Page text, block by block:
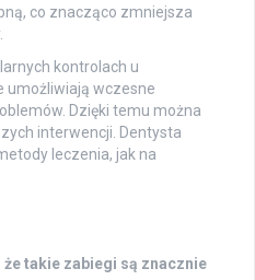
co znacząco zmniejsza
kontrolach u
umożliwiają wczesne
Dzięki temu można
interwencji. Dentysta
leczenia, jak na
takie zabiegi są znacznie